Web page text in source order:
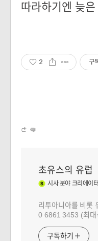
따라하기엔 늦
2 구
초유스의 유럽
시사분야 크리에이터
리투아니아를 비롯
0 6861 3453 (최대
구독하기